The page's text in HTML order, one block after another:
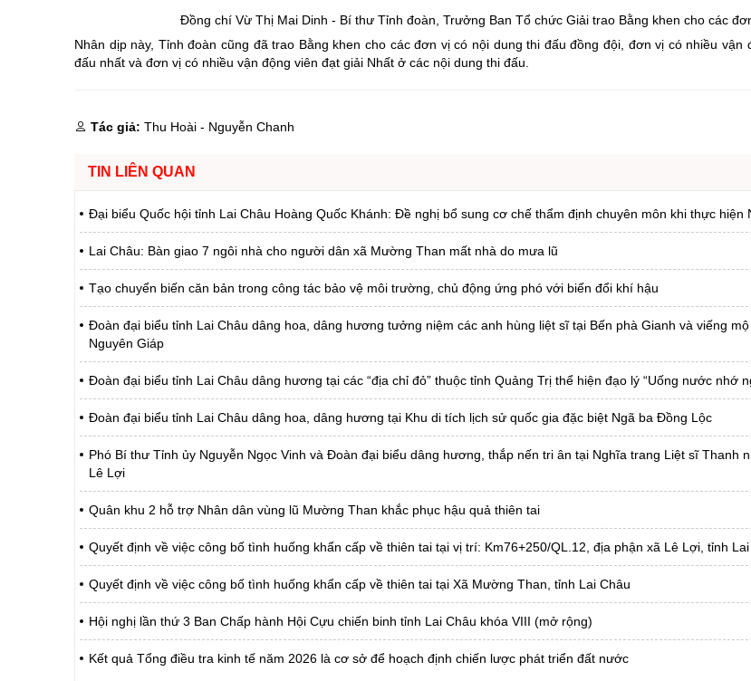
Đồng chí Vừ Thị Mai Dinh - Bí thư Tỉnh đoàn, Trưởng Ban Tổ chức Giải trao Bằng khen cho các
Nhân dịp này, Tỉnh đoàn cũng đã trao Bằng khen cho các đơn vị có nội dung thi đấu đồng đội, đơn vị có nhiều vận
đấu nhất và đơn vị có nhiều vận động viên đạt giải Nhất ở các nội dung thi đấu.
Tác giả: Thu Hoài - Nguyễn Chanh
TIN LIÊN QUAN
Đại biểu Quốc hội tỉnh Lai Châu Hoàng Quốc Khánh: Đề nghị bổ sung cơ chế thẩm định chuyên môn khi thực hiện
Lai Châu: Bàn giao 7 ngôi nhà cho người dân xã Mường Than mất nhà do mưa lũ
Tạo chuyển biến căn bản trong công tác bảo vệ môi trường, chủ động ứng phó với biến đổi khí hậu
Đoàn đại biểu tỉnh Lai Châu dâng hoa, dâng hương tưởng niệm các anh hùng liệt sĩ tại Bến phà Gianh và viếng
Nguyên Giáp
Đoàn đại biểu tỉnh Lai Châu dâng hương tại các “địa chỉ đỏ” thuộc tỉnh Quảng Trị thể hiện đạo lý “Uống nước nhớ
Đoàn đại biểu tỉnh Lai Châu dâng hoa, dâng hương tại Khu di tích lịch sử quốc gia đặc biệt Ngã ba Đồng Lộc
Phó Bí thư Tỉnh ủy Nguyễn Ngọc Vinh và Đoàn đại biểu dâng hương, thắp nến tri ân tại Nghĩa trang Liệt sĩ Thanh
Lê Lợi
Quân khu 2 hỗ trợ Nhân dân vùng lũ Mường Than khắc phục hậu quả thiên tai
Quyết định về việc công bố tình huống khẩn cấp về thiên tai tại vị trí: Km76+250/QL.12, địa phận xã Lê Lợi, tỉnh Lai
Quyết định về việc công bố tình huống khẩn cấp về thiên tai tại Xã Mường Than, tỉnh Lai Châu
Hội nghị lần thứ 3 Ban Chấp hành Hội Cựu chiến binh tỉnh Lai Châu khóa VIII (mở rộng)
Kết quả Tổng điều tra kinh tế năm 2026 là cơ sở để hoạch định chiến lược phát triển đất nước